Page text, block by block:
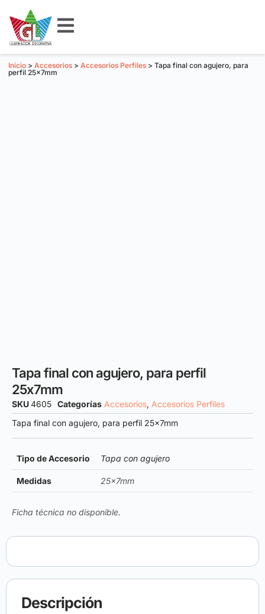
Inicio > Accesorios > Accesorios Perfiles > Tapa final con agujero, para
perfil 25x7mm
Tapa final con agujero, para perfil
25x7mm
SKU4605 Categorías Accesorios, Accesorios Perfiles
Tapa final con agujero, para perfil 25x7mm
Tipo de Accesorio Tapa con agujero
Medidas 25x7mm
Ficha técnica no disponible.
Descripción